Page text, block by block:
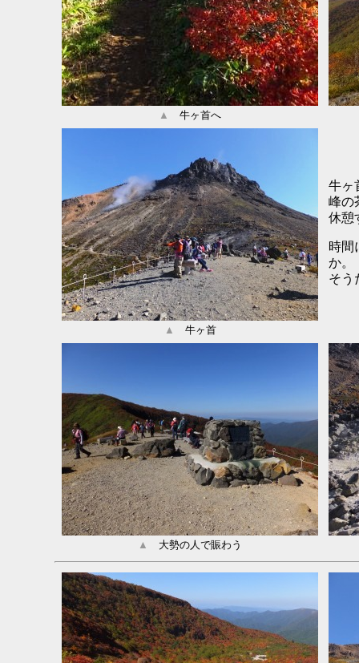
▲ 牛ヶ首へ
牛ヶ
峰の
休憩
時間
か。
そう
▲ 牛ヶ首
▲ 大勢の人で賑わう